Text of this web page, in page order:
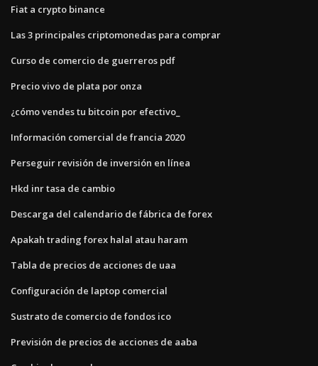
Fiat a crypto binance
Las 3 principales criptomonedas para comprar
Curso de comercio de guerreros pdf
Precio vivo de plata por onza
¿cómo vendes tu bitcoin por efectivo_
Información comercial de francia 2020
Perseguir revisión de inversión en línea
Hkd inr tasa de cambio
Descarga del calendario de fábrica de forex
Apakah trading forex halal atau haram
Tabla de precios de acciones de uaa
Configuración de laptop comercial
Sustrato de comercio de fondos ico
Previsión de precios de acciones de aaba